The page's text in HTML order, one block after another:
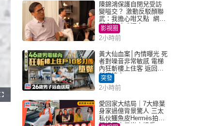
F
u
陳錦鴻保護自閉兒受訪
變嗌交？ 激動反駁顏聯
武：我擔心咁又點 網民
批主持咄咄逼人
影視圈
2小時前
黃大仙血案│內情曝光 死
者對噪音非常敏感 電梯
內狂斬樓上住客 返回住
所墮樓亡
突發
2小時前
愛回家大結局｜7大綠葉
身家過億背景驚人 三太
私伙鱷魚皮Hermès拍劇